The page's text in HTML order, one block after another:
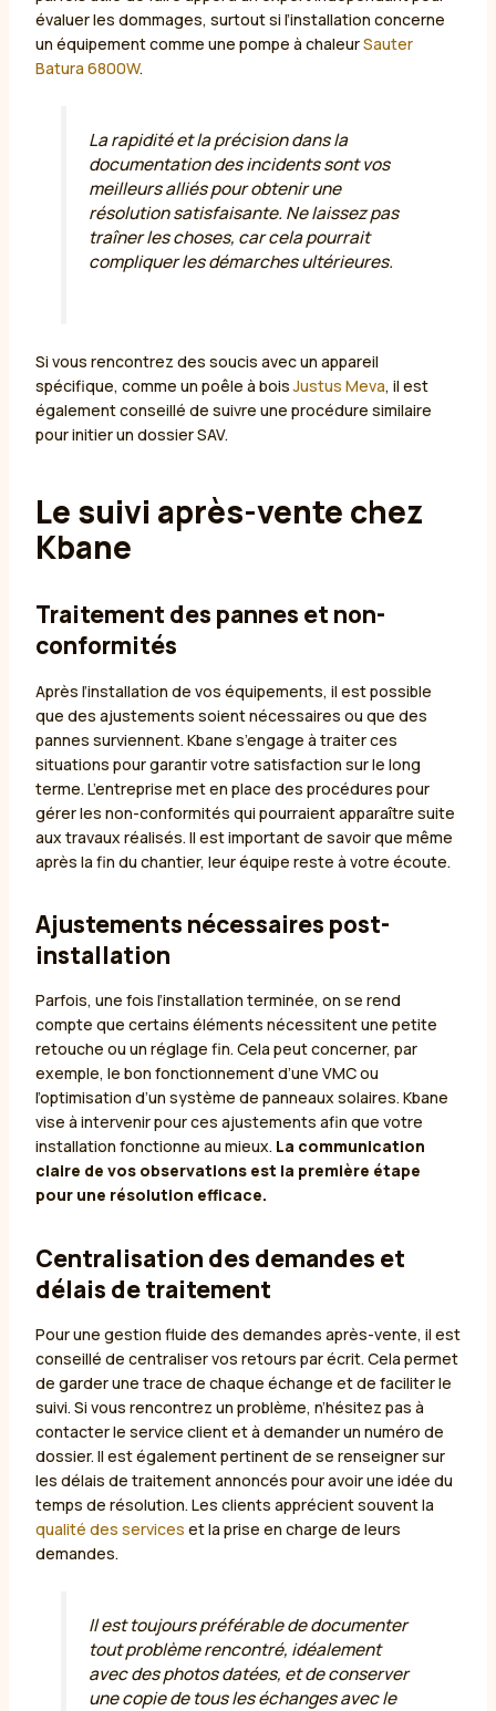
évaluer les dommages, surtout si l’installation concerne
un équipement comme une pompe à chaleurSauter
Batura 6800W.
La rapidité et la précision dans la
documentation des incidents sont vos
meilleurs alliés pour obtenir une
résolution satisfaisante. Ne laissez pas
traîner les choses, car cela pourrait
compliquer les démarches ultérieures.
Si vous rencontrez des soucis avec un appareil
spécifique, comme un poêle à boisJustus Meva, il est
également conseillé de suivre une procédure similaire
pour initier un dossier SAV.
Le suivi après-vente chez
Kbane
Traitement des pannes et non-
conformités
Après l’installation de vos équipements, il est possible
que des ajustements soient nécessaires ou que des
pannes surviennent. Kbane s’engage à traiter ces
situations pour garantir votre satisfaction sur le long
terme. L’entreprise met en place des procédures pour
gérer les non-conformités qui pourraient apparaître suite
aux travaux réalisés. Il est important de savoir que même
après la fin du chantier, leur équipe reste à votre écoute.
Ajustements nécessaires post-
installation
Parfois, une fois l’installation terminée, on se rend
compte que certains éléments nécessitent une petite
retouche ou un réglage fin. Cela peut concerner, par
exemple, le bon fonctionnement d’une VMC ou
l’optimisation d’un système de panneaux solaires. Kbane
vise à intervenir pour ces ajustements afin que votre
installation fonctionne au mieux. La communication
claire de vos observations est la première étape
pour une résolution efficace.
Centralisation des demandes et
délais de traitement
Pour une gestion fluide des demandes après-vente, il est
conseillé de centraliser vos retours par écrit. Cela permet
de garder une trace de chaque échange et de faciliter le
suivi. Si vous rencontrez un problème, n’hésitez pas à
contacter le service client et à demander un numéro de
dossier. Il est également pertinent de se renseigner sur
les délais de traitement annoncés pour avoir une idée du
temps de résolution. Les clients apprécient souvent la
qualité des services et la prise en charge de leurs
demandes.
Il est toujours préférable de documenter
tout problème rencontré, idéalement
avec des photos datées, et de conserver
une copie de tous les échanges avec le